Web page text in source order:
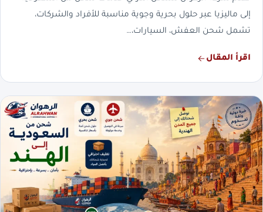
إلى ماليزيا عبر حلول بحرية وجوية مناسبة للأفراد والشركات،
تشمل شحن العفش، السيارات،…
اقرأ المقال